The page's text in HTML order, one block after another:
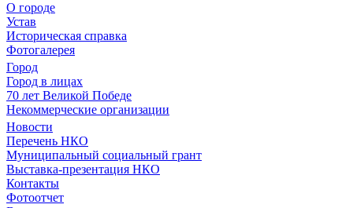
О городе
Устав
Историческая справка
Фотогалерея
Город
Город в лицах
70 лет Великой Победе
Некоммерческие организации
Новости
Перечень НКО
Муниципальный социальный грант
Выставка-презентация НКО
Контакты
Фотоотчет